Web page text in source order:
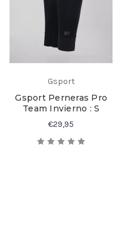
Gsport
Gsport Perneras Pro
Team Invierno : S
€29,95